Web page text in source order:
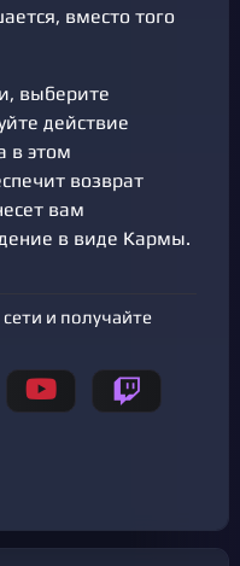
вместо того
выберите
действие
в этом
возврат
вам
в виде Кармы.
и получайте